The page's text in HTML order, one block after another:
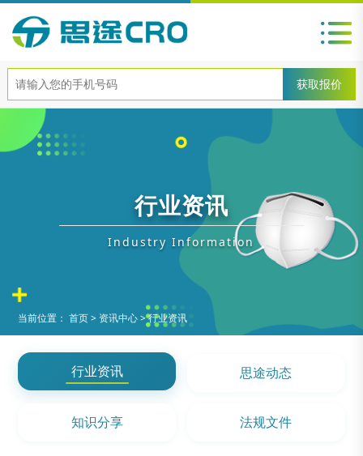
行业资讯
Industry Information
当前位置：首页> 资讯中心>行业资讯
行业资讯 思途动态
知识分享 法规文件